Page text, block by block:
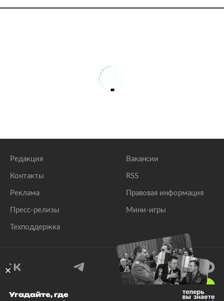
Редакция
Контакты
Реклама
Пресс-релизы
Техподдержка
Вакансии
RSS
Правовая информация
Мини-игры
Угадайте, где